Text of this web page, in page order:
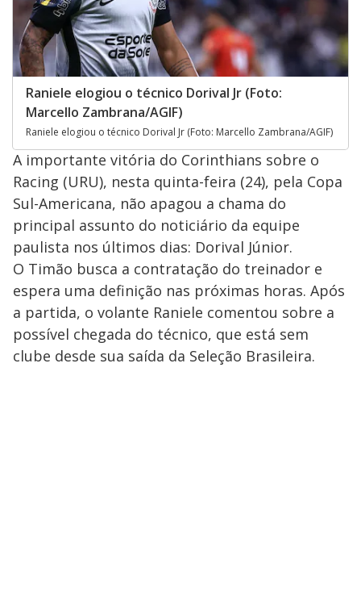
Raniele elogiou o técnico Dorival Jr (Foto:
Marcello Zambrana/AGIF)
Raniele elogiou o técnico Dorival Jr (Foto: Marcello Zambrana/AGIF)
A importante vitória do Corinthians sobre o
Racing (URU), nesta quinta-feira (24), pela Copa
Sul-Americana, não apagou a chama do
principal assunto do noticiário da equipe
paulista nos últimos dias: Dorival Júnior.
O Timão busca a contratação do treinador e
espera uma definição nas próximas horas. Após
a partida, o volante Raniele comentou sobre a
possível chegada do técnico, que está sem
clube desde sua saída da Seleção Brasileira.